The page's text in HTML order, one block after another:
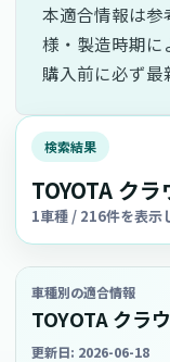
本適合情報は参
様・製造時期に
購入前に必ず最
検索結果
TOYOTA ク
1車種 / 216件を表示
車種別の適合情報
TOYOTA クラ
更新日: 2026-06-18